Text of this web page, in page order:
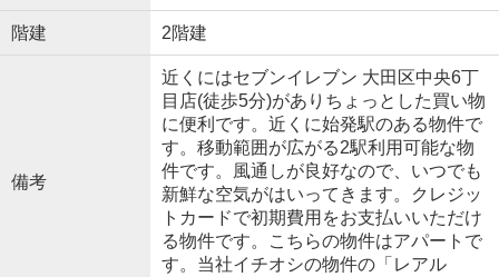
階建 2階建
備考
近くにはセブンイレブン 大田区中央6丁
目店(徒歩5分)がありちょっとした買い物
に便利です。近くに始発駅のある物件で
す。移動範囲が広がる2駅利用可能な物
件です。風通しが良好なので、いつでも
新鮮な空気がはいってきます。クレジッ
トカードで初期費用をお支払いいただけ
る物件です。こちらの物件はアパートで
す。当社イチオシの物件の「レアル